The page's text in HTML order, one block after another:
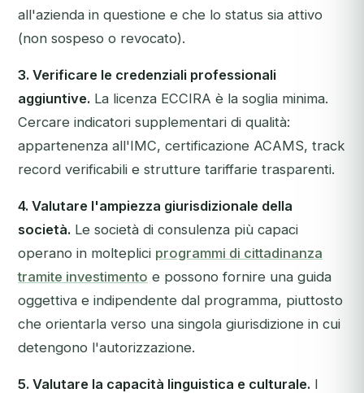
all'azienda in questione e che lo status sia attivo
(non sospeso o revocato).
3. Verificare le credenziali professionali
aggiuntive. La licenza ECCIRA è la soglia minima.
Cercare indicatori supplementari di qualità:
appartenenza all'IMC, certificazione ACAMS, track
record verificabili e strutture tariffarie trasparenti.
4. Valutare l'ampiezza giurisdizionale della
società. Le società di consulenza più capaci
operano in molteplici programmi di cittadinanza
tramite investimento e possono fornire una guida
oggettiva e indipendente dal programma, piuttosto
che orientarla verso una singola giurisdizione in cui
detengono l'autorizzazione.
5. Valutare la capacità linguistica e culturale. I